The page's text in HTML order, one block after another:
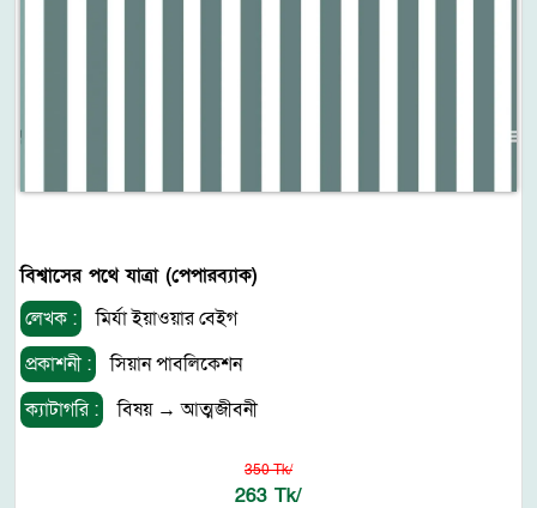
বিশ্বাসের পথে যাত্রা (পেপারব্যাক)
লেখক :
মির্যা ইয়াওয়ার বেইগ
প্রকাশনী :
সিয়ান পাবলিকেশন
ক্যাটাগরি :
বিষয়→আত্মজীবনী
350 Tk/
263 Tk/